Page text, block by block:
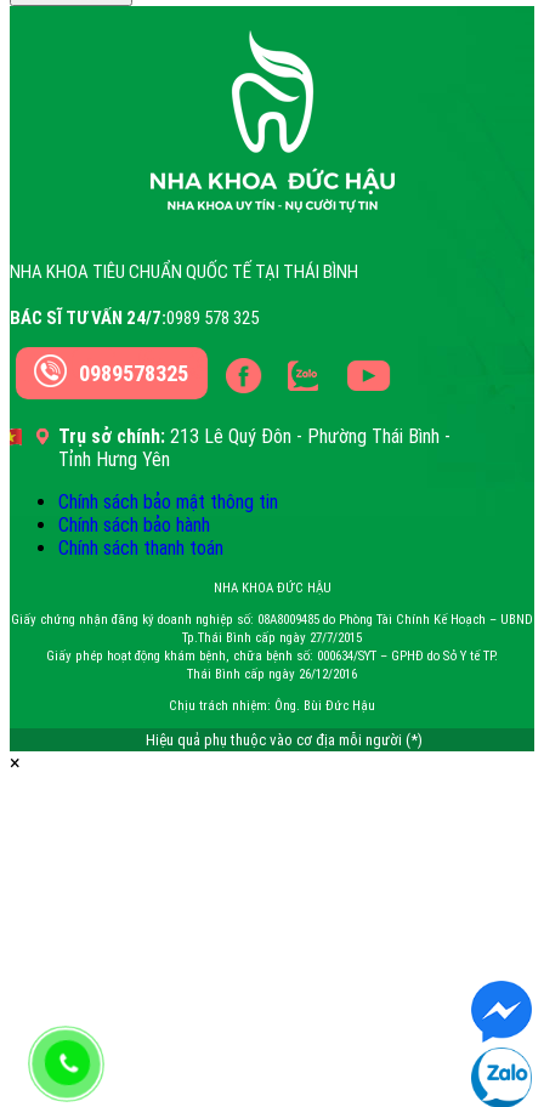
NHA KHOA TIÊU CHUẨN QUỐC TẾ TẠI THÁI BÌNH
BÁC SĨ TƯ VẤN 24/7:0989 578 325
0989578325
Trụ sở chính: 213 Lê Quý Đôn - Phường Thái Bình -
Tỉnh Hưng Yên
Chính sách bảo mật thông tin
Chính sách bảo hành
Chính sách thanh toán
NHA KHOA ĐỨC HẬU
Giấy chứng nhận đăng ký doanh nghiệp số: 08A8009485 do Phòng Tài Chính Kế Hoạch – UBND
Tp.Thái Bình cấp ngày 27/7/2015
Giấy phép hoạt động khám bệnh, chữa bệnh số: 000634/SYT – GPHĐ do Sở Y tế TP.
Thái Bình cấp ngày 26/12/2016
Chịu trách nhiệm: Ông. Bùi Đức Hậu
Hiệu quả phụ thuộc vào cơ địa mỗi người (*)
×